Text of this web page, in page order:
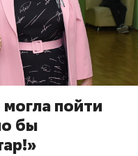
пойти
бы